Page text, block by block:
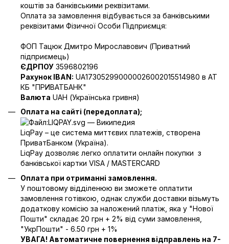
коштів за банківськими реквізитами.
Оплата за замовлення відбувається за банківськими
реквізитами Фізичної Особи Підприємця:
ФОП Тацюк Дмитро Мирославович (Приватний
пiдприємець)
ЄДРПОУ 3596802196
Рахунок IBAN: UA173052990000026002015514980 в АТ
КБ "ПРИВАТБАНК"
Валюта UAH (Українська гривня)
Оплата на сайті (передоплата);
LiqPay – це система миттєвих платежів, створена
ПриватБанком (Україна).
LiqPay дозволяє легко оплатити онлайн покупки з
банківської картки VISA / MASTERCARD
Оплата при отриманні замовлення.
У поштовому відділенюю ви зможете оплатити
замовлення готівкою, однак служби доставки візьмуть
додаткову комісію за наложений платіж, яка у "Нової
Пошти" складає 20 грн + 2% від суми замовлення,
"УкрПошти" - 6.50 грн + 1%
УВАГА! Автоматичне повернення відправлень на 7-